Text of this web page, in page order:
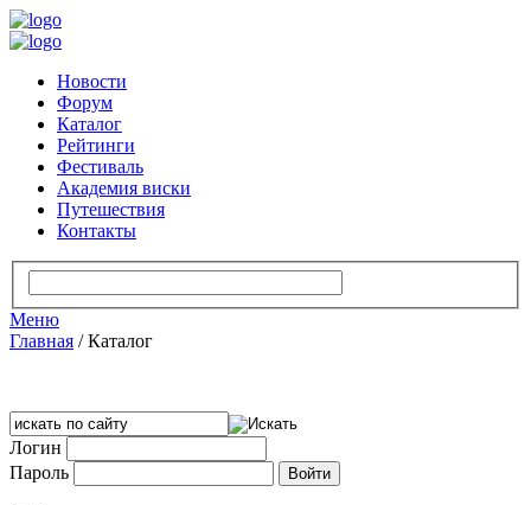
Новости
Форум
Каталог
Рейтинги
Фестиваль
Академия виски
Путешествия
Контакты
Меню
Главная /Каталог
Логин
Пароль